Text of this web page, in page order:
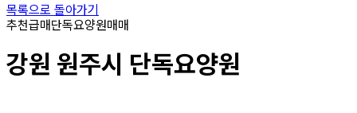
목록으로 돌아가기
추천급매단독요양원매매
강원 원주시 단독요양원